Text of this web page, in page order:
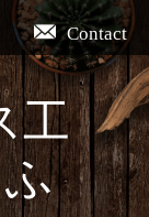
Contact
工